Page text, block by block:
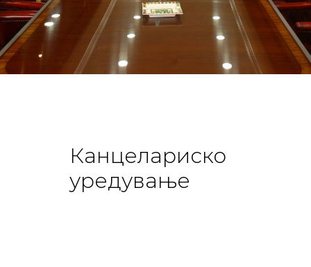
Канцелариско
уредување